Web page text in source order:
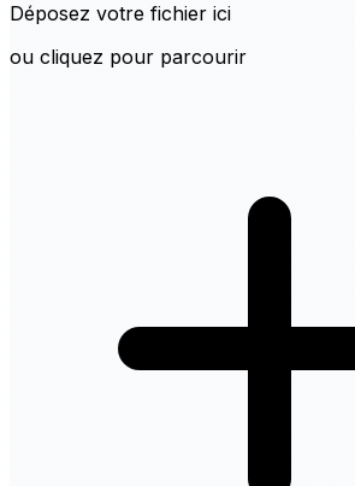
Déposez votre fichier ici
ou cliquez pour parcourir